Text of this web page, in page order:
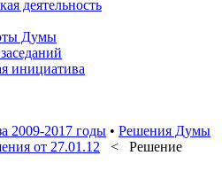
деятельность
Думы
инициатива
2009-2017 годы • Решения Думы
от 27.01.12 < Решение